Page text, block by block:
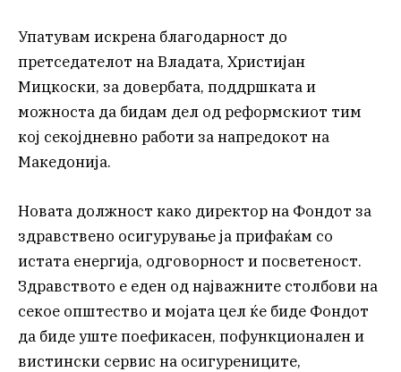
Упатувам искрена благодарност до
претседателот на Владата, Христијан
Мицкоски, за довербата, поддршката и
можноста да бидам дел од реформскиот тим
кој секојдневно работи за напредокот на
Македонија.
Новата должност како директор на Фондот за
здравствено осигурување ја прифаќам со
истата енергија, одговорност и посветеност.
Здравството е еден од најважните столбови на
секое општество и мојата цел ќе биде Фондот
да биде уште поефикасен, пофункционален и
вистински сервис на осигурениците,